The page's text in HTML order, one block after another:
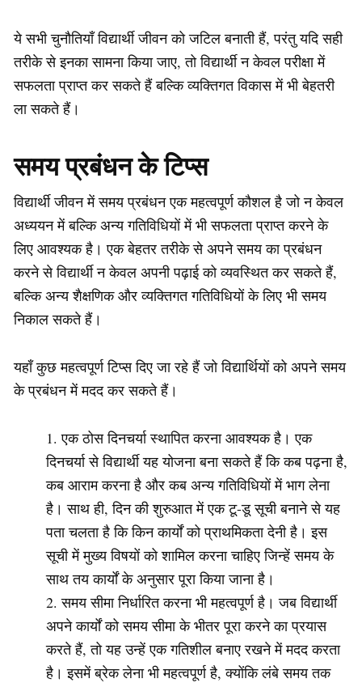
ये सभी चुनौतियाँ विद्यार्थी जीवन को जटिल बनाती हैं, परंतु यदि सही
तरीके से इनका सामना किया जाए, तो विद्यार्थी न केवल परीक्षा में
सफलता प्राप्त कर सकते हैं बल्कि व्यक्तिगत विकास में भी बेहतरी
ला सकते हैं।
समय प्रबंधन के टिप्स
विद्यार्थी जीवन में समय प्रबंधन एक महत्वपूर्ण कौशल है जो न केवल
अध्ययन में बल्कि अन्य गतिविधियों में भी सफलता प्राप्त करने के
लिए आवश्यक है। एक बेहतर तरीके से अपने समय का प्रबंधन
करने से विद्यार्थी न केवल अपनी पढ़ाई को व्यवस्थित कर सकते हैं,
बल्कि अन्य शैक्षणिक और व्यक्तिगत गतिविधियों के लिए भी समय
निकाल सकते हैं।
यहाँ कुछ महत्वपूर्ण टिप्स दिए जा रहे हैं जो विद्यार्थियों को अपने समय
के प्रबंधन में मदद कर सकते हैं।
एक ठोस दिनचर्या स्थापित करना आवश्यक है। एक
दिनचर्या से विद्यार्थी यह योजना बना सकते हैं कि कब पढ़ना है,
कब आराम करना है और कब अन्य गतिविधियों में भाग लेना
है। साथ ही, दिन की शुरुआत में एक टू-डू सूची बनाने से यह
पता चलता है कि किन कार्यों को प्राथमिकता देनी है। इस
सूची में मुख्य विषयों को शामिल करना चाहिए जिन्हें समय के
साथ तय कार्यों के अनुसार पूरा किया जाना है।
समय सीमा निर्धारित करना भी महत्वपूर्ण है। जब विद्यार्थी
अपने कार्यों को समय सीमा के भीतर पूरा करने का प्रयास
करते हैं, तो यह उन्हें एक गतिशील बनाए रखने में मदद करता
है। इसमें ब्रेक लेना भी महत्वपूर्ण है, क्योंकि लंबे समय तक